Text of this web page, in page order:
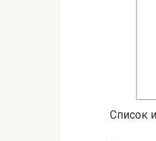
Список